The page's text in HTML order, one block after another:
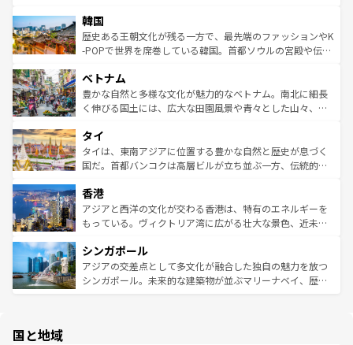
ワイを、存分に味わってほしい。 なお、新着のハワイ情報
はコンテンツ一覧を参照してほしい。
いる。アクティビティも充実しており、サーフィンやダイ
ビング、ハイキングなど、アウトドア好きにはたまらな
い。オーストラリアの多彩な魅力を存分に味わいつくそ
参照してほしい。
ン）、静ひつな山岳地帯である台湾東部など、都市の喧騒
と山間の静けさが共存しており、訪れる人に新しい発見と
驚きをもたらしてくれる。また、奥深い台湾の食文化も魅
容にもいいと評判のスイーツなど、バラエティ豊かな料理
が味わえる。 なお、新着の台湾情報は コンテンツ一覧を参
照してほしい。
韓国
歴史ある王朝文化が残る一方で、最先端のファッションやK
-POPで世界を席巻している韓国。首都ソウルの宮殿や伝統
き、地方に足を延ばせば四季折々の自然美を楽しむことが
できる。そして、キムチや焼肉、絶品のストリートフード
まで、さまざまな韓国料理が待っている。夜には、韓国な
リティに包まれながら、韓国の多彩な魅力を心ゆくまで味
わってみてほしい。 なお、新着の韓国情報はコンテンツ一
覧を参照してほしい。
ベトナム
豊かな自然と多様な文化が魅力的なベトナム。南北に細長
く伸びる国土には、広大な田園風景や青々とした山々、世
急速な発展と共に伝統が息づく。ハノイの古い町並みやホ
ーチミン市のフランス統治時代の建物も、独特の雰囲気を
醸し出している。また、バラエティの豊かさとおいしさで
とつ。フォーやバインミー、ベトナムコーヒーなどは、ぜ
ひ現地で味わいたい。どの地域を訪れてもあたたかい人々
が旅行者を迎えてくれるので、きっと忘れられない旅にな
参照してほしい。
タイ
タイは、東南アジアに位置する豊かな自然と歴史が息づく
国だ。首都バンコクは高層ビルが立ち並ぶ一方、伝統的な
の活気が交差している。北部ではチェンマイなどの山岳地
帯で自然と触れ合い、南部ではプーケットやクラビの美し
いビーチでリゾート気分を楽しむことができる。タイ料理
激する。気候は一年中温暖で、どの季節にも異なる楽しみ
が待っている。親しみやすいタイの人々、仏教を中心とし
た文化、そして多様な観光資源が、訪れる旅人を魅了し続
香港
アジアと西洋の文化が交わる香港は、特有のエネルギーを
もっている。ヴィクトリア湾に広がる壮大な景色、近未来
み、どこを訪れても感動するはず。観光スポットが密集し
ており、効率よく見どころを回れるのも魅力。息をのむよ
うな絶景から文化的な体験まで、香港を存分に楽しみ尽く
シンガポール
アジアの交差点として多文化が融合した独自の魅力を放つ
シンガポール。未来的な建築物が並ぶマリーナベイ、歴史
国と地域